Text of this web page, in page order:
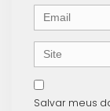
Email
Site
Salvar meus